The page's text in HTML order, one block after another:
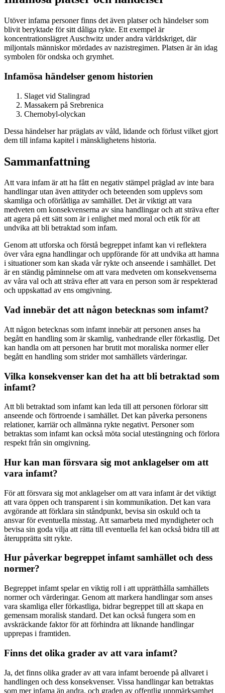
Utöver infama personer finns det även platser och händelser som
blivit beryktade för sitt dåliga rykte. Ett exempel är
koncentrationslägret Auschwitz under andra världskriget, där
miljontals människor mördades av nazistregimen. Platsen är än idag
symbolen för ondska och grymhet.
Infamösa händelser genom historien
Slaget vid Stalingrad
Massakern på Srebrenica
Chernobyl-olyckan
Dessa händelser har präglats av våld, lidande och förlust vilket gjort
dem till infama kapitel i mänsklighetens historia.
Sammanfattning
Att vara infam är att ha fått en negativ stämpel präglad av inte bara
handlingar utan även attityder och beteenden som upplevs som
skamliga och oförlåtliga av samhället. Det är viktigt att vara
medveten om konsekvenserna av sina handlingar och att sträva efter
att agera på ett sätt som är i enlighet med moral och etik för att
undvika att bli betraktad som infam.
Genom att utforska och förstå begreppet infamt kan vi reflektera
över våra egna handlingar och uppförande för att undvika att hamna
i situationer som kan skada vår rykte och anseende i samhället. Det
är en ständig påminnelse om att vara medveten om konsekvenserna
av våra val och att sträva efter att vara en person som är respekterad
och uppskattad av ens omgivning.
Vad innebär det att någon betecknas som infamt?
Att någon betecknas som infamt innebär att personen anses ha
begått en handling som är skamlig, vanhedrande eller förkastlig. Det
kan handla om att personen har brutit mot moraliska normer eller
begått en handling som strider mot samhällets värderingar.
Vilka konsekvenser kan det ha att bli betraktad som
infamt?
Att bli betraktad som infamt kan leda till att personen förlorar sitt
anseende och förtroende i samhället. Det kan påverka personens
relationer, karriär och allmänna rykte negativt. Personer som
betraktas som infamt kan också möta social utestängning och förlora
respekt från sin omgivning.
Hur kan man försvara sig mot anklagelser om att
vara infamt?
För att försvara sig mot anklagelser om att vara infamt är det viktigt
att vara öppen och transparent i sin kommunikation. Det kan vara
avgörande att förklara sin ståndpunkt, bevisa sin oskuld och ta
ansvar för eventuella misstag. Att samarbeta med myndigheter och
bevisa sin goda vilja att rätta till eventuella fel kan också bidra till att
återupprätta sitt rykte.
Hur påverkar begreppet infamt samhället och dess
normer?
Begreppet infamt spelar en viktig roll i att upprätthålla samhällets
normer och värderingar. Genom att markera handlingar som anses
vara skamliga eller förkastliga, bidrar begreppet till att skapa en
gemensam moralisk standard. Det kan också fungera som en
avskräckande faktor för att förhindra att liknande handlingar
upprepas i framtiden.
Finns det olika grader av att vara infamt?
Ja, det finns olika grader av att vara infamt beroende på allvaret i
handlingen och dess konsekvenser. Vissa handlingar kan betraktas
som mer infama än andra, och graden av offentlig uppmärksamhet